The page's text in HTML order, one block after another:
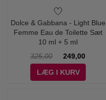
Dolce & Gabbana - Light Blue
Femme Eau de Toilette Sæt
10 ml + 5 ml
325,00
249,00
LÆG I KURV